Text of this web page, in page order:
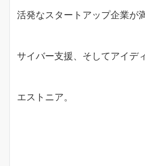
活発なスタートアップ企業が
サイバー支援、そしてアイデ
エストニア。